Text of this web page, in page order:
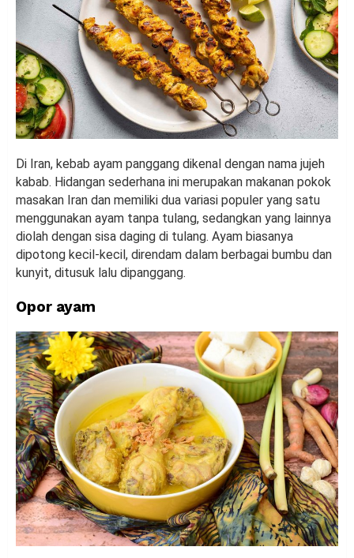
Di Iran, kebab ayam panggang dikenal dengan nama jujeh
kabab. Hidangan sederhana ini merupakan makanan pokok
masakan Iran dan memiliki dua variasi populer yang satu
menggunakan ayam tanpa tulang, sedangkan yang lainnya
diolah dengan sisa daging di tulang. Ayam biasanya
dipotong kecil-kecil, direndam dalam berbagai bumbu dan
kunyit, ditusuk lalu dipanggang.
Opor ayam